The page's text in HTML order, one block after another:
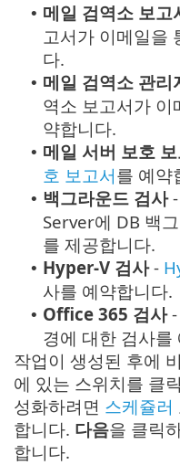
• 메일 검역소 보고
고서가 이메일을
다.
• 메일 검역소 관리
역소 보고서가 이
약합니다.
• 메일 서버 보호
호 보고서를 예약
• 백그라운드 검사-
Server에 DB 백
를 제공합니다.
• Hyper-V 검사-
사를 예약합니다.
• Office 365 검사-
경에 대한 검사를
작업이 생성된 후에
에 있는 스위치를 클
성화하려면 스케쥴러
합니다. 다음을 클릭
합니다.